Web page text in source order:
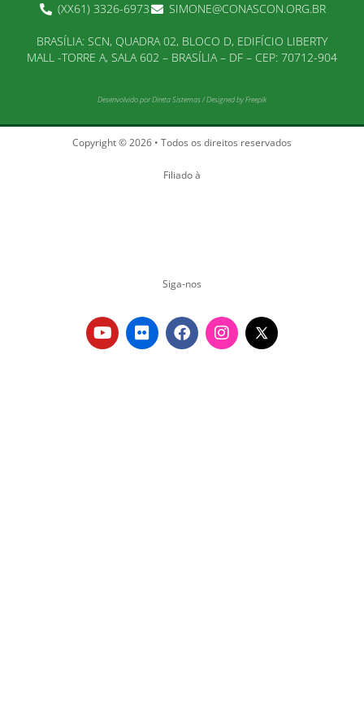
(XX61) 3326-6973 SIMONE@CONASCON.ORG.BR
BRASÍLIA: SCN, QUADRA 02, BLOCO D, EDIFÍCIO LIBERTY
MALL -TORRE A, SALA 602 – BRASÍLIA – DF – CEP: 70712-904
Desenvolvido porDireta Sistemas/Designed by Freepik
Copyright © 2026 • Todos os direitos reservados
Filiado à
Siga-nos